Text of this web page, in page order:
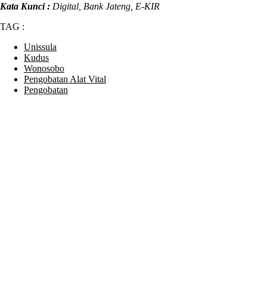
Kata Kunci : Digital, Bank Jateng, E-KIR
TAG :
Unissula
Kudus
Wonosobo
Pengobatan Alat Vital
Pengobatan